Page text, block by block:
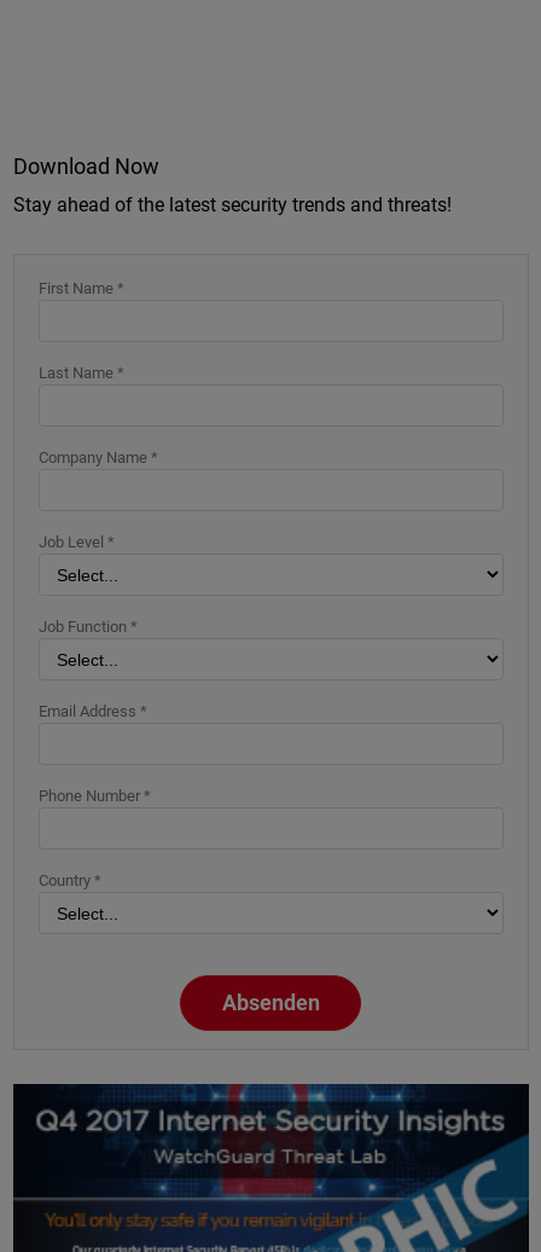
Download Now
Stay ahead of the latest security trends and threats!
First Name *
Last Name *
Company Name *
Job Level *
Job Function *
Email Address *
Phone Number *
Country *
Absenden